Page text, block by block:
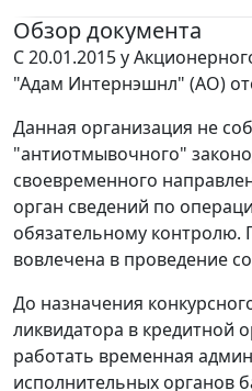
Обзор документа
С 20.01.2015 у
"Адам Интернэшнл" (АО)
Данная организация не
"антиотмывочного"
своевременного
орган сведений по
обязательному контролю.
вовлечена в проведение
До назначения
ликвидатора в кредитной
работать временная
исполнительных органов